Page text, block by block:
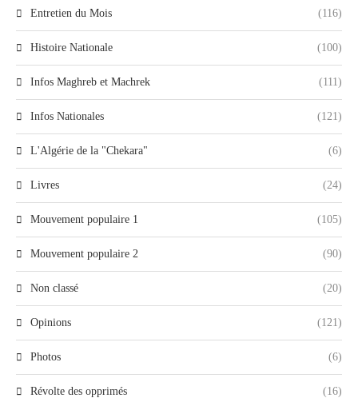
Entretien du Mois (116)
Histoire Nationale (100)
Infos Maghreb et Machrek (111)
Infos Nationales (121)
L'Algérie de la "Chekara" (6)
Livres (24)
Mouvement populaire 1 (105)
Mouvement populaire 2 (90)
Non classé (20)
Opinions (121)
Photos (6)
Révolte des opprimés (16)